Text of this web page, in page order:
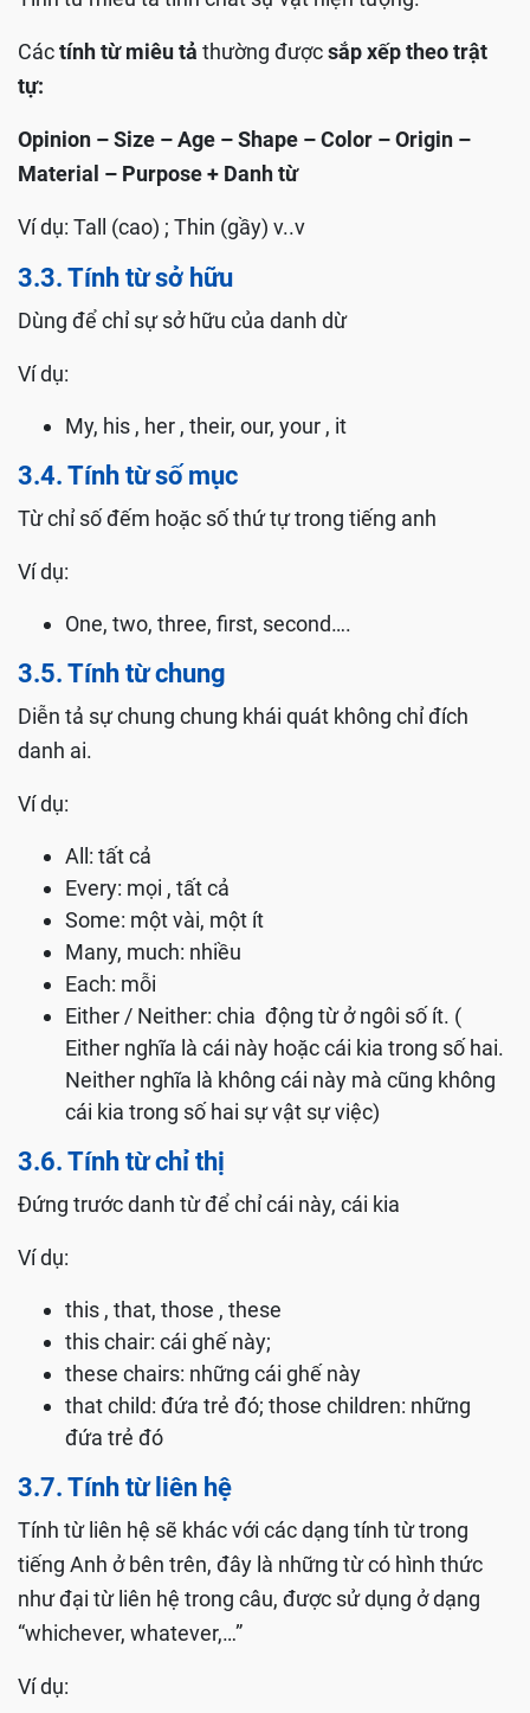
Cáctính từ miêu tả thường đượcsắp xếp theo trật
tự:
Opinion – Size – Age – Shape – Color – Origin –
Material – Purpose + Danh từ
Ví dụ: Tall (cao) ; Thin (gầy) v..v
3.3. Tính từ sở hữu
Dùng để chỉ sự sở hữu của danh dừ
Ví dụ:
My, his , her , their, our, your , it
3.4. Tính từ số mục
Từ chỉ số đếm hoặc số thứ tự trong tiếng anh
Ví dụ:
One, two, three, first, second….
3.5. Tính từ chung
Diễn tả sự chung chung khái quát không chỉ đích
danh ai.
Ví dụ:
All: tất cả
Every: mọi , tất cả
Some: một vài, một ít
Many, much: nhiều
Each: mỗi
Either / Neither: chia động từ ở ngôi số ít. (
Either nghĩa là cái này hoặc cái kia trong số hai.
Neither nghĩa là không cái này mà cũng không
cái kia trong số hai sự vật sự việc)
3.6. Tính từ chỉ thị
Đứng trước danh từ để chỉ cái này, cái kia
Ví dụ:
this , that, those , these
this chair: cái ghế này;
these chairs: những cái ghế này
that child: đứa trẻ đó; those children: những
đứa trẻ đó
3.7. Tính từ liên hệ
Tính từ liên hệ sẽ khác với các dạng tính từ trong
tiếng Anh ở bên trên, đây là những từ có hình thức
như đại từ liên hệ trong câu, được sử dụng ở dạng
“whichever, whatever,…”
Ví dụ: